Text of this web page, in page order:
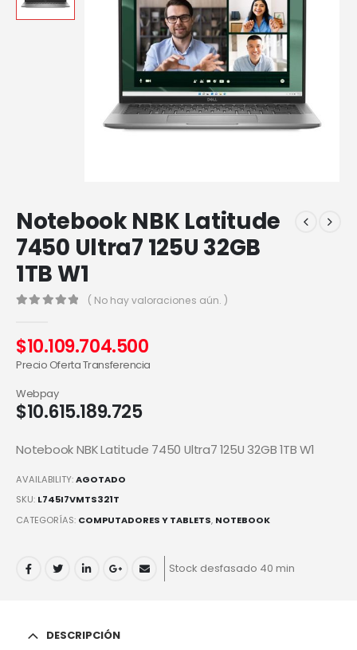
Notebook NBK Latitude
7450 Ultra7 125U 32GB
1TB W1
( No hay valoraciones aún. )
$10.109.704.500
Precio Oferta Transferencia
$10.615.189.725
Webpay
Notebook NBK Latitude 7450 Ultra7 125U 32GB 1TB W1
AVAILABILITY:AGOTADO
SKU: L745I7VMTS321T
CATEGORÍAS: COMPUTADORES Y TABLETS, NOTEBOOK
Stock desfasado 40 min
DESCRIPCIÓN